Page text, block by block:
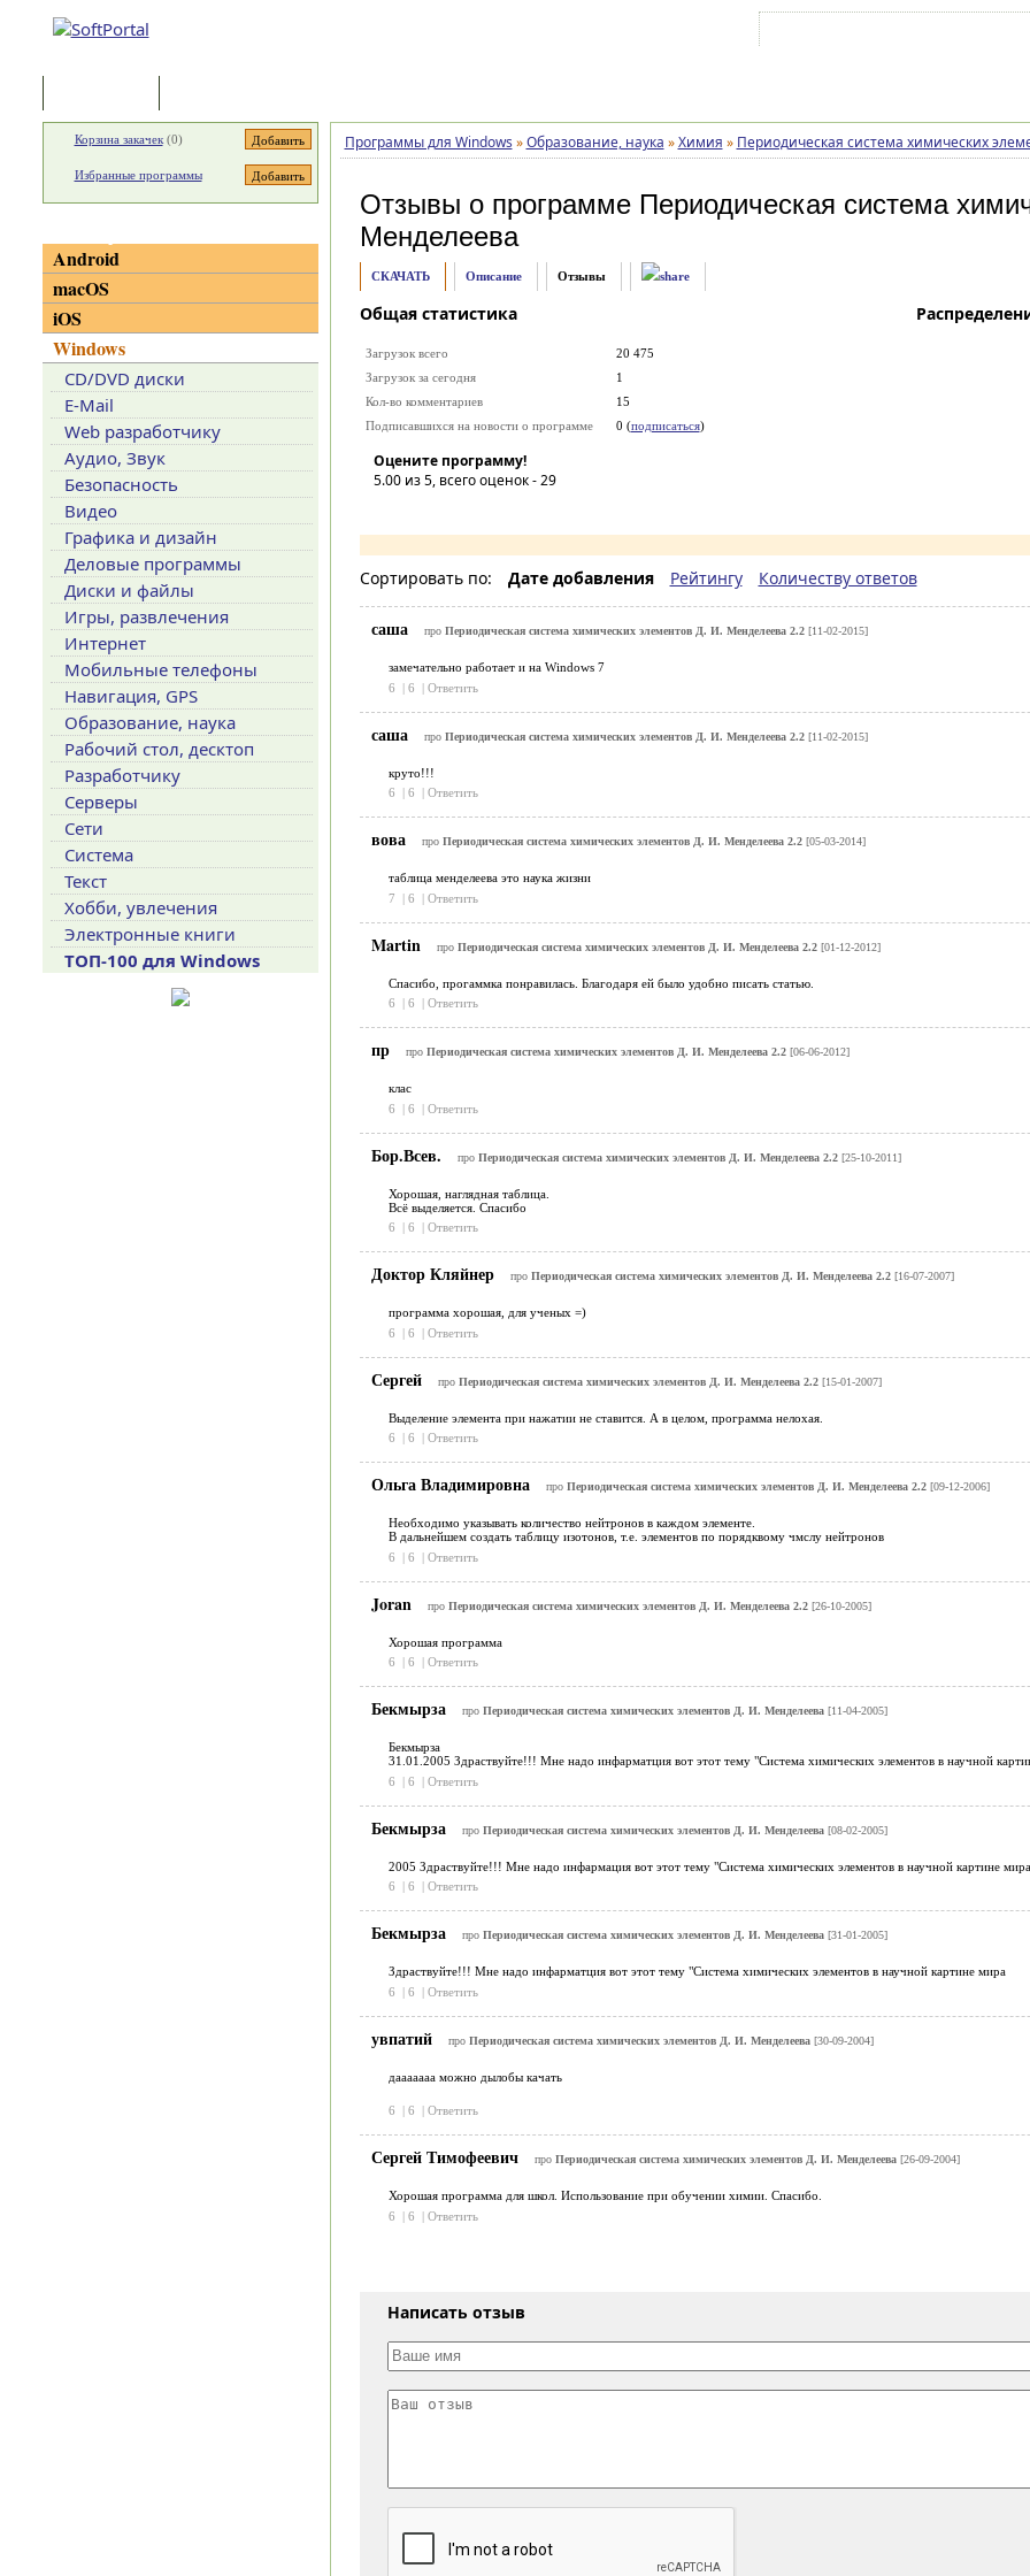
Программы для Windows » Образование, наука » Химия » Периодическая система химических
Отзывы о программе Периодическая система
Менделеева
СКАЧАТЬ Описание Отзывы
Общая статистика
Загрузок всего
20 475
Загрузок за сегодня
1
Кол-во комментариев
15
Подписавшихся на новости о программе
0 (подписаться)
Оцените программу!
5.00из 5, всего оценок -29
Сортировать по: Дате добавления Рейтингу Количеству ответов
саша про Периодическая система химических элементов Д. И. Менделеева 2.2[11-02-2015]
замечательно работает и на Windows 7
6
| 6 | Ответить
саша про Периодическая система химических элементов Д. И. Менделеева 2.2[11-02-2015]
круто!!!
6
| 6 | Ответить
вова про Периодическая система химических элементов Д. И. Менделеева 2.2[05-03-2014]
таблица менделеева это наука жизни
7
| 6 | Ответить
Martin про Периодическая система химических элементов Д. И. Менделеева 2.2[01-12-2012]
Спасибо, прогаммка понравилась. Благодаря ей было удобно писать статью.
6
| 6 | Ответить
пр про Периодическая система химических элементов Д. И. Менделеева 2.2[06-06-2012]
клас
6
| 6 | Ответить
Бор.Всев. про Периодическая система химических элементов Д. И. Менделеева 2.2[25-10-2011]
Хорошая, наглядная таблица.
Всё выделяется. Спасибо
6
| 6 | Ответить
Доктор Кляйнер про Периодическая система химических элементов Д. И. Менделеева 2.2[16-07-2007]
программа хорошая, для ученых =)
6
| 6 | Ответить
Сергей про Периодическая система химических элементов Д. И. Менделеева 2.2[15-01-2007]
Выделение элемента при нажатии не ставится. А в целом, программа нелохая.
6
| 6 | Ответить
Ольга Владимировна про Периодическая система химических элементов Д. И. Менделеева 2.2[09-12-2006]
Необходимо указывать количество нейтронов в каждом элементе.
В дальнейшем создать таблицу изотонов, т.е. элементов по порядквому чмслу нейтронов
6
| 6 | Ответить
Joran про Периодическая система химических элементов Д. И. Менделеева 2.2[26-10-2005]
Хорошая программа
6
| 6 | Ответить
Бекмырза про Периодическая система химических элементов Д. И. Менделеева [11-04-2005]
Бекмырза
31.01.2005 Здраствуйте!!! Мне надо инфарматция вот этот тему "Система химических элементов в научной
6
| 6 | Ответить
Бекмырза про Периодическая система химических элементов Д. И. Менделеева [08-02-2005]
2005 Здраствуйте!!! Мне надо инфармация вот этот тему "Система химических элементов в научной картине мира
6
| 6 | Ответить
Бекмырза про Периодическая система химических элементов Д. И. Менделеева [31-01-2005]
Здраствуйте!!! Мне надо инфарматция вот этот тему "Система химических элементов в научной картине мира
6
| 6 | Ответить
увпатий про Периодическая система химических элементов Д. И. Менделеева [30-09-2004]
дааааааа можно дылобы качать
6 | 6 | Ответить
Сергей Тимофеевич про Периодическая система химических элементов Д. И. Менделеева [26-09-2004]
Хорошая программа для школ. Использование при обучении химии. Спасибо.
6
| 6 | Ответить
Написать отзыв
Корзина закачек(0)
Избранные программы
Android
macOS
iOS
Windows
CD/DVD диски
E-Mail
Web разработчику
Аудио, Звук
Безопасность
Видео
Графика и дизайн
Деловые программы
Диски и файлы
Игры, развлечения
Интернет
Мобильные телефоны
Навигация, GPS
Образование, наука
Рабочий стол, десктоп
Разработчику
Серверы
Сети
Система
Текст
Хобби, увлечения
Электронные книги
ТОП-100 для Windows